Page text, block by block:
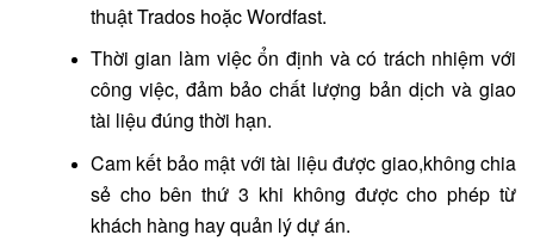
thuật Trados hoặc Wordfast.
Thời gian làm việc ổn định và có trách nhiệm với
công việc, đảm bảo chất lượng bản dịch và giao
tài liệu đúng thời hạn.
Cam kết bảo mật với tài liệu được giao,không chia
sẻ cho bên thứ 3 khi không được cho phép từ
khách hàng hay quản lý dự án.